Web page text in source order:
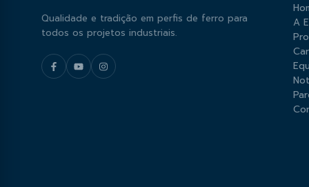
Qualidade e tradição em perfis de ferro para
todos os projetos industriais.
A